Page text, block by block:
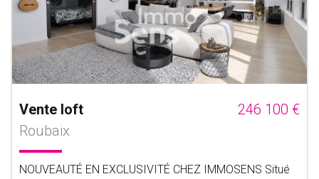
Vente loft
246 100 €
Roubaix
NOUVEAUTÉ EN EXCLUSIVITÉ CHEZ IMMOSENS Situé